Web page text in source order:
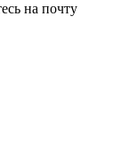
на почту